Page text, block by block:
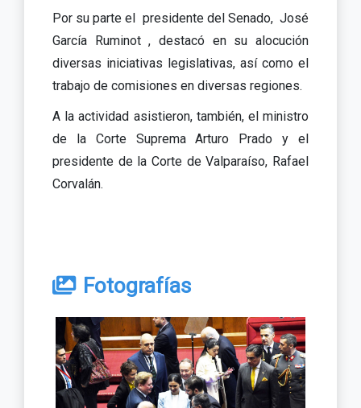
Por su parte el presidente del Senado, José
García Ruminot , destacó en su alocución
diversas iniciativas legislativas, así como el
trabajo de comisiones en diversas regiones.
A la actividad asistieron, también, el ministro
de la Corte Suprema Arturo Prado y el
presidente de la Corte de Valparaíso, Rafael
Corvalán.
Fotografías